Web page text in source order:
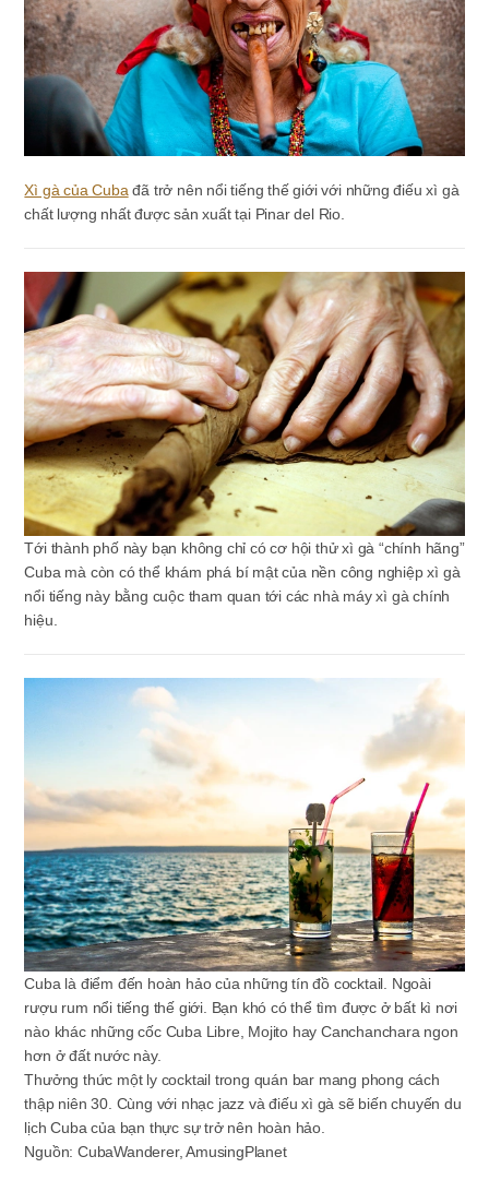
Xì gà của Cuba đã trở nên nổi tiếng thế giới với những điếu xì gà
chất lượng nhất được sản xuất tại Pinar del Rio.
Tới thành phố này bạn không chỉ có cơ hội thử xì gà “chính hãng”
Cuba mà còn có thể khám phá bí mật của nền công nghiệp xì gà
nổi tiếng này bằng cuộc tham quan tới các nhà máy xì gà chính
hiệu.
Cuba là điểm đến hoàn hảo của những tín đồ cocktail. Ngoài
rượu rum nổi tiếng thế giới. Bạn khó có thể tìm được ở bất kì nơi
nào khác những cốc Cuba Libre, Mojito hay Canchanchara ngon
hơn ở đất nước này.
Thưởng thức một ly cocktail trong quán bar mang phong cách
thập niên 30. Cùng với nhạc jazz và điếu xì gà sẽ biến chuyến du
lịch Cuba của bạn thực sự trở nên hoàn hảo.
Nguồn: CubaWanderer, AmusingPlanet